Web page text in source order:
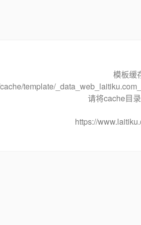
模板缓
template/
请将cache目
https://